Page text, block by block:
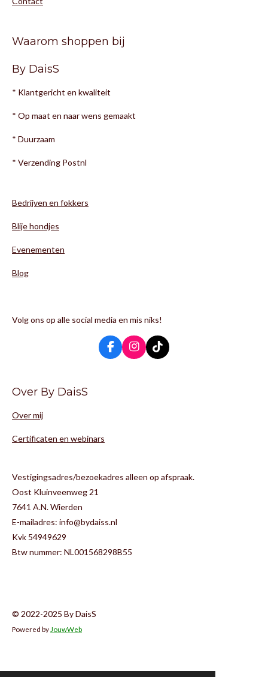
Waarom shoppen bij
By DaisS
* Klantgericht en kwaliteit
* Op maat en naar wens gemaakt
* Duurzaam
* Verzending Postnl
Bedrijven en fokkers
Blije hondjes
Evenementen
Blog
Volg ons op alle social media en mis niks!
F
a
I
n
T
i
Over By DaisS
Over mij
Certificaten en webinars
Vestigingsadres/bezoekadres alleen op afspraak.
Oost Kluinveenweg 21
7641 A.N. Wierden
E-mailadres: info@bydaiss.nl
Kvk 54949629
Btw nummer: NL001568298B55
© 2022-2025 By DaisS
Powered by JouwWeb